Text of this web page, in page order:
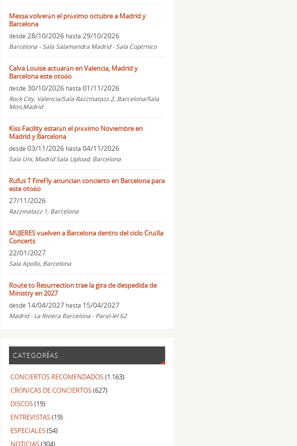
Messa volverán el próximo octubre a Madrid y
Barcelona
desde 28/10/2026 hasta 29/10/2026
Barcelona - Sala Salamandra Madrid - Sala Copérnico
Calva Louise actuarán en Valencia, Madrid y
Barcelona este otoño
desde 30/10/2026 hasta 01/11/2026
Rock City, Valencia/Sala Razzmatazz 2, Barcelona/Sala
Mon,Madrid
Kiss Facility estarán el próximo Noviembre en
Madrid y Barcelona
desde 03/11/2026 hasta 04/11/2026
Sala Uni, Madrid Sala Upload, Barcelona
Rufus T FireFly anuncian concierto en Barcelona para
este otoño
27/11/2026
Razzmatazz 1, Barcelona
MUJERES vuelven a Barcelona dentro del ciclo Cruïlla
Concerts
22/01/2027
Sala Apollo, Barcelona
Route to Resurrection trae la gira de despedida de
Ministry en 2027
desde 14/04/2027 hasta 15/04/2027
Madrid - La Riviera Barcelona - Paral-lel 62
CATEGORÍAS
CONCIERTOS RECOMENDADOS(1.163)
CRÓNICAS DE CONCIERTOS(627)
DISCOS(19)
ENTREVISTAS(19)
ESPECIALES(54)
NOTICIAS(304)